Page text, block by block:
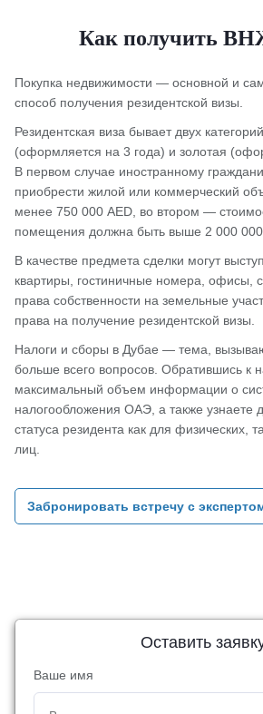
Как получить
Покупка недвижимости — основной и
способ получения резидентской визы.
Резидентская виза бывает двух
(оформляется на 3 года) и золотая
В первом случае иностранному
приобрести жилой или коммерческий
менее 750 000 AED, во втором —
помещения должна быть выше 2 000 000
В качестве предмета сделки могут
квартиры, гостиничные номера,
права собственности на земельные
права на получение резидентской визы.
Налоги и сборы в Дубае — тема,
больше всего вопросов. Обратившись к
максимальный объем информации о
налогообложения ОАЭ, а также узнаете
статуса резидента как для физических,
лиц.
Забронировать встречу с
Оставить
Ваше имя